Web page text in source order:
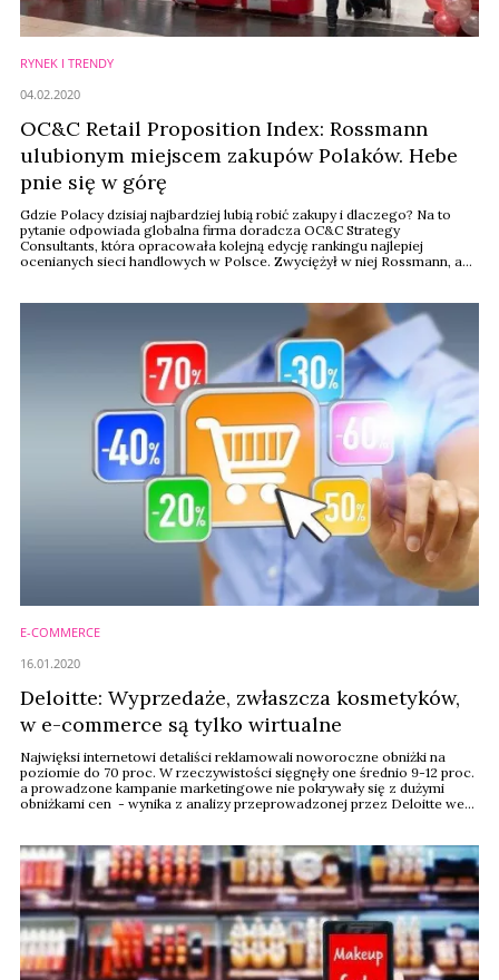
RYNEK I TRENDY
OC&C Retail Proposition Index: Rossmann
ulubionym miejscem zakupów Polaków. Hebe
pnie się w górę
Gdzie Polacy dzisiaj najbardziej lubią robić zakupy i dlaczego? Na to
pytanie odpowiada globalna firma doradcza OC&C Strategy
Consultants, która opracowała kolejną edycję rankingu najlepiej
ocenianych sieci handlowych w Polsce. Zwyciężył w niej Rossmann, a
do ubiegłego roku na tle konkurencji, w segmencie ...
04.02.2020
E-COMMERCE
Deloitte: Wyprzedaże, zwłaszcza kosmetyków,
w e-commerce są tylko wirtualne
Najwięksi internetowi detaliści reklamowali noworoczne obniżki na
poziomie do 70 proc. W rzeczywistości sięgnęły one średnio 9-12 proc.
a prowadzone kampanie marketingowe nie pokrywały się z dużymi
obniżkami cen - wynika z analizy przeprowadzonej przez Deloitte we
16.01.2020